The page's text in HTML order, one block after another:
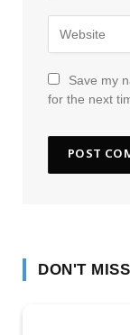
Save my
for the next
DON'T MISS